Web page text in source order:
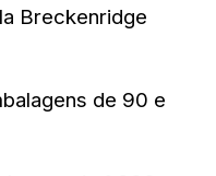
Breckenridge
de 90 e